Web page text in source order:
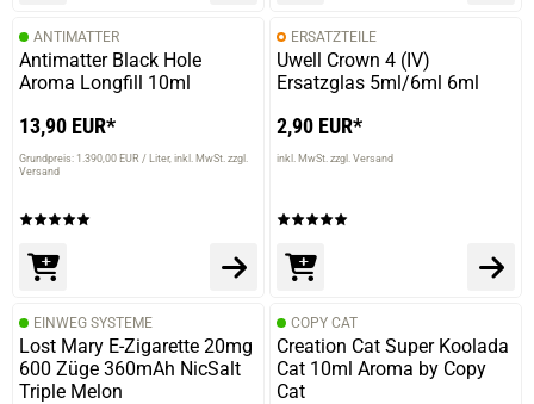
ANTIMATTER
Antimatter Black Hole
Aroma Longfill 10ml
13,90 EUR*
Grundpreis: 1.390,00 EUR / Liter inkl. MwSt. zzgl.
Versand
ERSATZTEILE
Uwell Crown 4 (IV)
Ersatzglas 5ml/6ml 6ml
2,90 EUR*
inkl. MwSt. zzgl. Versand
EINWEG SYSTEME
Lost Mary E-Zigarette 20mg
600 Züge 360mAh NicSalt
Triple Melon
COPY CAT
Creation Cat Super Koolada
Cat 10ml Aroma by Copy
Cat